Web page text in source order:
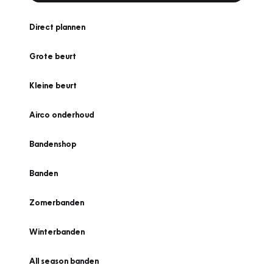
Direct plannen
Grote beurt
Kleine beurt
Airco onderhoud
Bandenshop
Banden
Zomerbanden
Winterbanden
All season banden